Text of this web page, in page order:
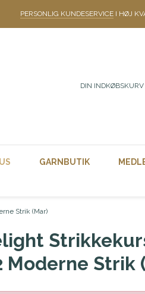
PERSONLIG KUNDESERVICEI HØJ
DIN INDKØBSKURV
GARNBUTIK
Strik (Mar)
Moderne Strik